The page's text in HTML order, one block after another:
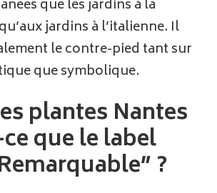
que les jardins à la
jardins à l’italienne. Il
le contre-pied tant sur
que symbolique.
plantes Nantes
que le label
?